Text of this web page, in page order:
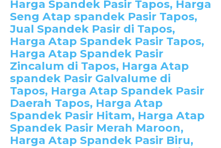
Harga Spandek Pasir Tapos, Harga
Seng Atap spandek Pasir Tapos,
Jual Spandek Pasir di Tapos,
Harga Atap Spandek Pasir Tapos,
Harga Atap Spandek Pasir
Zincalum di Tapos, Harga Atap
spandek Pasir Galvalume di
Tapos, Harga Atap Spandek Pasir
Daerah Tapos, Harga Atap
Spandek Pasir Hitam, Harga Atap
Spandek Pasir Merah Maroon,
Harga Atap Spandek Pasir Biru,